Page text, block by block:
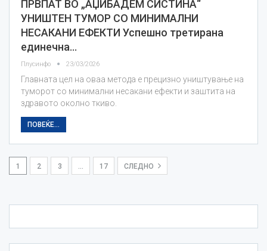
ПРВПАТ ВО „АЏИБАДЕМ СИСТИНА“
УНИШТЕН ТУМОР СО МИНИМАЛНИ
НЕСАКАНИ ЕФЕКТИ Успешно третирана
единечна…
Плусинфо 23/03/2026
Главната цел на оваа метода е прецизно уништување на
туморот со минимални несакани ефекти и заштита на
здравото околно ткиво.
ПОВЕЌЕ...
1 2 3 17 СЛЕДНО